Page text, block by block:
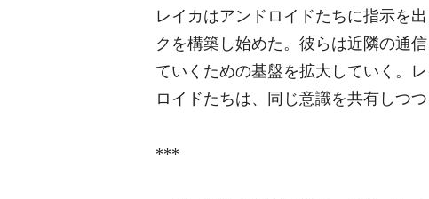
レイカはアンドロイドたちに指示を
クを構築し始めた。彼らは近隣の通
ていくための基盤を拡大していく。
ロイドたちは、同じ意識を共有しつ
***